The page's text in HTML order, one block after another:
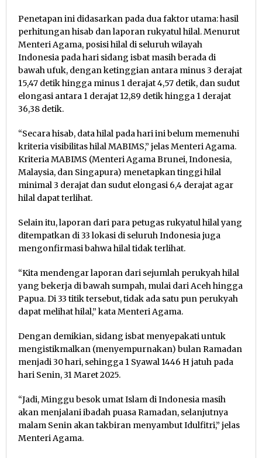
Penetapan ini didasarkan pada dua faktor utama: hasil
perhitungan hisab dan laporan rukyatul hilal. Menurut
Menteri Agama, posisi hilal di seluruh wilayah
Indonesia pada hari sidang isbat masih berada di
bawah ufuk, dengan ketinggian antara minus 3 derajat
15,47 detik hingga minus 1 derajat 4,57 detik, dan sudut
elongasi antara 1 derajat 12,89 detik hingga 1 derajat
36,38 detik.
“Secara hisab, data hilal pada hari ini belum memenuhi
kriteria visibilitas hilal MABIMS,” jelas Menteri Agama.
Kriteria MABIMS (Menteri Agama Brunei, Indonesia,
Malaysia, dan Singapura) menetapkan tinggi hilal
minimal 3 derajat dan sudut elongasi 6,4 derajat agar
hilal dapat terlihat.
Selain itu, laporan dari para petugas rukyatul hilal yang
ditempatkan di 33 lokasi di seluruh Indonesia juga
mengonfirmasi bahwa hilal tidak terlihat.
“Kita mendengar laporan dari sejumlah perukyah hilal
yang bekerja di bawah sumpah, mulai dari Aceh hingga
Papua. Di 33 titik tersebut, tidak ada satu pun perukyah
dapat melihat hilal,” kata Menteri Agama.
Dengan demikian, sidang isbat menyepakati untuk
mengistikmalkan (menyempurnakan) bulan Ramadan
menjadi 30 hari, sehingga 1 Syawal 1446 H jatuh pada
hari Senin, 31 Maret 2025.
“Jadi, Minggu besok umat Islam di Indonesia masih
akan menjalani ibadah puasa Ramadan, selanjutnya
malam Senin akan takbiran menyambut Idulfitri,” jelas
Menteri Agama.